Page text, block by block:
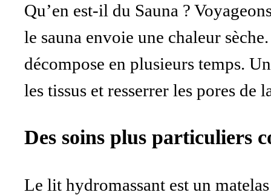
Qu’en est-il du Sauna ?
le sauna envoie une chaleur
décompose en plusieurs temps.
les tissus et resserrer les pores de
Des soins plus particuliers
Le lit hydromassant est un